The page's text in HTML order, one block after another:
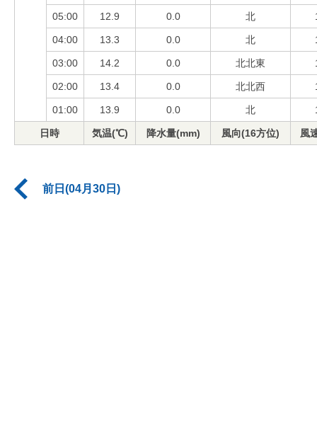
05:00 12.9 0.0 北
04:00 13.3 0.0 北
03:00 14.2 0.0 北北東
02:00 13.4 0.0 北北西
01:00 13.9 0.0 北
日時 気温(℃) 降水量(mm) 風向(16方位) 風
前日(04月30日)